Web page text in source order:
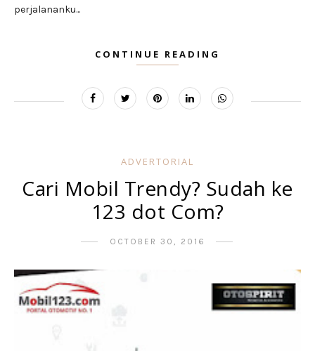
perjalananku...
CONTINUE READING
ADVERTORIAL
Cari Mobil Trendy? Sudah ke
123 dot Com?
OCTOBER 30, 2016